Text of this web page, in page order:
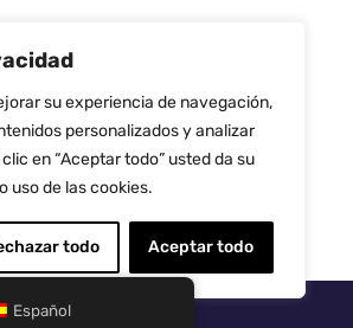
su experiencia de navegación,
personalizados y analizar
en “Aceptar todo” usted da su
uso de las cookies.
todo Aceptar todo
nave 10,
Barca,
LiderLogo
Español